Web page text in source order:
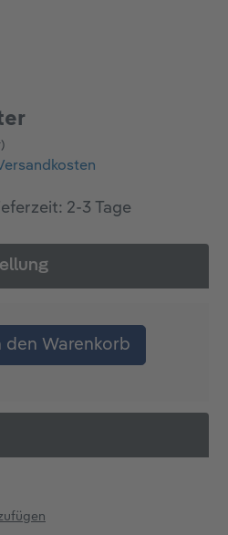
2-3 Tage
Gib den gewünschten
den Warenkorb